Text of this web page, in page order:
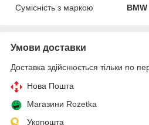
Сумісність з маркою
BMW
Умови доставки
Доставка здійснюється тільки по
Нова Пошта
Магазини Rozetka
Укрпошта